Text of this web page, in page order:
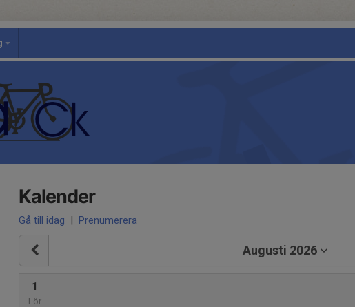
Kalender
Gå till idag | Prenumerera
Augusti 2026
1
Lör